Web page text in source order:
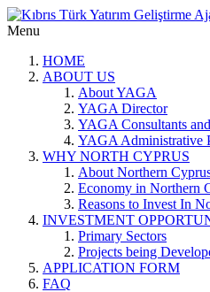
Menu
HOME
ABOUT US
About YAGA
YAGA Director
YAGA Consultants
YAGA Administrative
WHY NORTH CYPRUS
About Northern
Economy in Northern
Reasons to Invest In
INVESTMENT
Primary Sectors
Projects being
APPLICATION FORM
FAQ